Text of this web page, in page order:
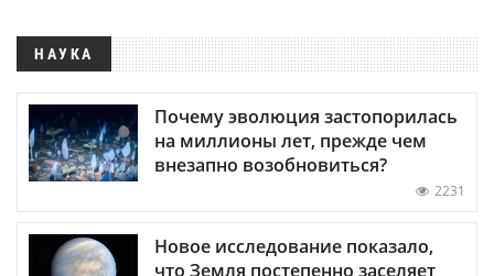
НАУКА
Почему эволюция застопорилась
на миллионы лет, прежде чем
внезапно возобновиться?
2231
Новое исследование показало,
что Земля постепенно заселяет